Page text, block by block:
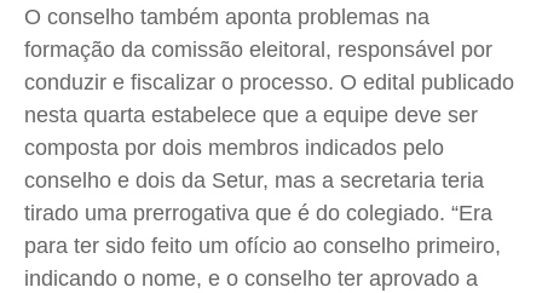
O conselho também aponta problemas na
formação da comissão eleitoral, responsável por
conduzir e fiscalizar o processo. O edital publicado
nesta quarta estabelece que a equipe deve ser
composta por dois membros indicados pelo
conselho e dois da Setur, mas a secretaria teria
tirado uma prerrogativa que é do colegiado. “Era
para ter sido feito um ofício ao conselho primeiro,
indicando o nome, e o conselho ter aprovado a